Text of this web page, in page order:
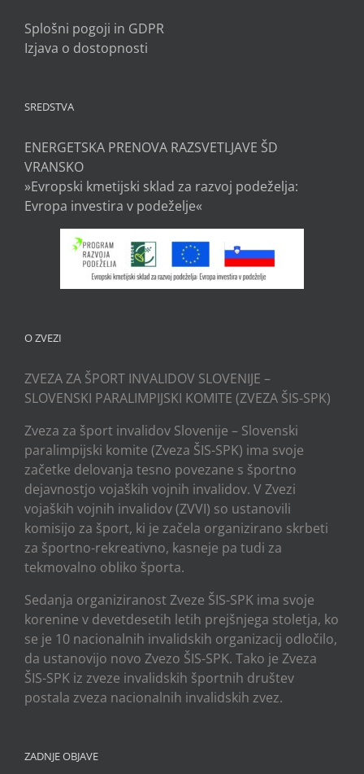
Splošni pogoji in GDPR
Izjava o dostopnosti
SREDSTVA
ENERGETSKA PRENOVA RAZSVETLJAVE ŠD
VRANSKO
»Evropski kmetijski sklad za razvoj podeželja:
Evropa investira v podeželje«
O ZVEZI
ZVEZA ZA ŠPORT INVALIDOV SLOVENIJE –
SLOVENSKI PARALIMPIJSKI KOMITE (ZVEZA ŠIS-SPK)
Zveza za šport invalidov Slovenije – Slovenski
paralimpijski komite (Zveza ŠIS-SPK) ima svoje
začetke delovanja tesno povezane s športno
dejavnostjo vojaških vojnih invalidov. V Zvezi
vojaških vojnih invalidov (ZVVI) so ustanovili
komisijo za šport, ki je začela organizirano skrbeti
za športno-rekreativno, kasneje pa tudi za
tekmovalno obliko športa.
Sedanja organiziranost Zveze ŠIS-SPK ima svoje
korenine v devetdesetih letih prejšnjega stoletja, ko
se je 10 nacionalnih invalidskih organizacij odločilo,
da ustanovijo novo Zvezo ŠIS-SPK. Tako je Zveza
ŠIS-SPK iz zveze invalidskih športnih društev
postala zveza nacionalnih invalidskih zvez.
ZADNJE OBJAVE